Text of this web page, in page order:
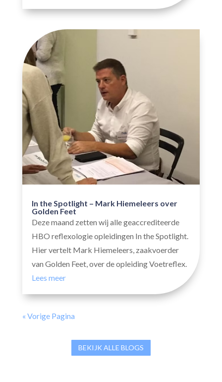
In the Spotlight – Mark Hiemeleers over
Golden Feet
Deze maand zetten wij alle geaccrediteerde
HBO reflexologie opleidingen In the Spotlight.
Hier vertelt Mark Hiemeleers, zaakvoerder
van Golden Feet, over de opleiding Voetreflex.
Lees meer
« Vorige Pagina
BEKIJK ALLE BLOGS